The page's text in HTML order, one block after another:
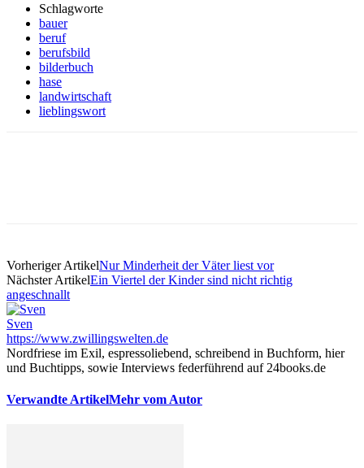
Schlagworte
bauer
beruf
berufsbild
bilderbuch
hase
landwirtschaft
lieblingswort
Vorheriger ArtikelNur Minderheit der Väter liest vor
Nächster ArtikelEin Viertel der Kinder sind nicht richtig
angeschnallt
Sven
https://www.zwillingswelten.de
Nordfriese im Exil, espressoliebend, schreibend in Buchform, hier
und Buchtipps, sowie Interviews federführend auf 24books.de
Verwandte ArtikelMehr vom Autor